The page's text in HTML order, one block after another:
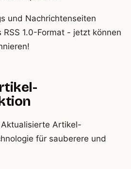
und Nachrichtenseiten
1.0-Format - jetzt können
Aktualisierte Artikel-
für sauberere und